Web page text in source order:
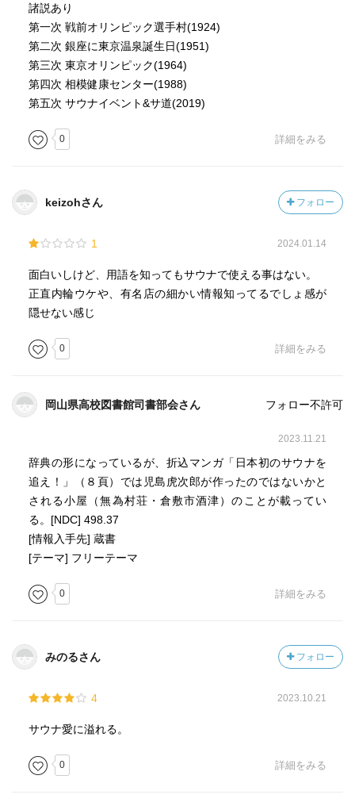
の血液の循環量は減少、それが一定のレベル（上下血圧平
均が50～60）より下がると、脳への血液循環が保てなくな
り、もうろうとし、意識障害により脳や体が動かなくなる
・体温が上下した時には正常な体温に早期に戻るように働
くのですが、脳が正常に動かないと、体温は外気温度に影
・サウナ室での事故の多くは熱中症が原因、一般的に体温
が39°Cになると息が上がり意識がもうろうとしてきて、
が30分から1時間続くと、死に至るケースもある
①もし、サウナ、酒、そしてタールさえも効かなかったら
その時は墓場あるのみ
②ロウリュにはサウナの魂あり
③ヴィヒタ抜きのサウナは塩抜きの料理
⑤サウナにいる時は教会の中でのように静かにせよ
⑥歩けるうちはサウナに入れよ
26、サウナ入浴方法、効果
①温冷交代浴（熱いサウナと水風呂に交互に入る）
・スポーツの疲れ、トレーニング、及び疲労回復
・肩こり、筋肉痛に
・血圧に悩む人に
・鬱傾向、活力不足の時
・美容のために
・不眠症
③くりかえし浴（熱いサウナ⇄休憩）
④高温短時間浴（熱いサウナのみ）
諸説あり
第一次 戦前オリンピック選手村(1924)
第二次 銀座に東京温泉誕生日(1951)
第三次 東京オリンピック(1964)
第四次 相模健康センター(1988)
第五次 サウナイベント&サ道(2019)
0 詳細をみる
keizohさん フォロー
1 2024.01.14
面白いしけど、用語を知ってもサウナで使える事はない。
正直内輪ウケや、有名店の細かい情報知ってるでしょ感が
隠せない感じ
0 詳細をみる
岡山県高校図書館司書部会さん フォロー不許可
2023.11.21
辞典の形になっているが、折込マンガ「日本初のサウナを
追え！」（８頁）では児島虎次郎が作ったのではないかと
される小屋（無為村荘・倉敷市酒津）のことが載ってい
る。[NDC] 498.37
[情報入手先] 蔵書
[テーマ] フリーテーマ
0 詳細をみる
みのるさん フォロー
4 2023.10.21
サウナ愛に溢れる。
0 詳細をみる